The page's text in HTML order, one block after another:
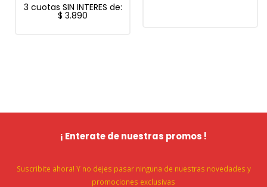
3 cuotas SIN INTERES de:
$ 3.890
¡ Enterate de nuestras promos !
Suscribite ahora! Y no dejes pasar ninguna de nuestras novedades y
promociones exclusivas